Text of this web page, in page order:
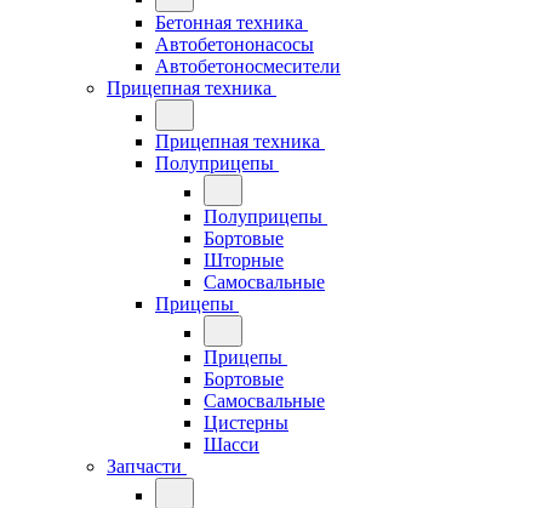
Бетонная техника
Автобетононасосы
Автобетоносмесители
Прицепная техника
Прицепная техника
Полуприцепы
Полуприцепы
Бортовые
Шторные
Самосвальные
Прицепы
Прицепы
Бортовые
Самосвальные
Цистерны
Шасси
Запчасти